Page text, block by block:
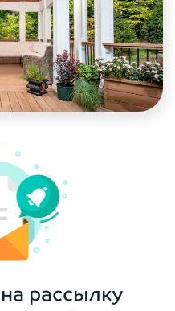
рассылку